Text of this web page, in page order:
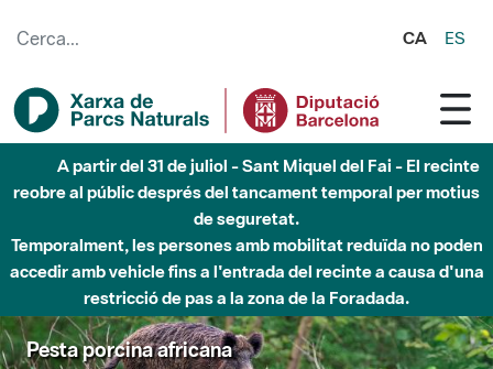
CA ES
A partir del 31 de juliol - Sant Miquel del Fai - El recinte
reobre al públic després del tancament temporal per motius
de seguretat.
Temporalment, les persones amb mobilitat reduïda no poden
accedir amb vehicle fins a l'entrada del recinte a causa d'una
restricció de pas a la zona de la Foradada.
Pesta porcina africana